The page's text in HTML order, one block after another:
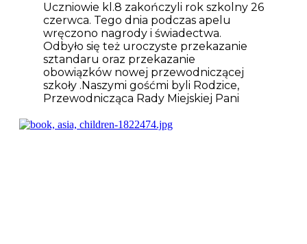
Uczniowie kl.8 zakończyli rok szkolny 26
czerwca. Tego dnia podczas apelu
wręczono nagrody i świadectwa.
Odbyło się też uroczyste przekazanie
sztandaru oraz przekazanie
obowiązków nowej przewodniczącej
szkoły .Naszymi gośćmi byli Rodzice,
Przewodnicząca Rady Miejskiej Pani